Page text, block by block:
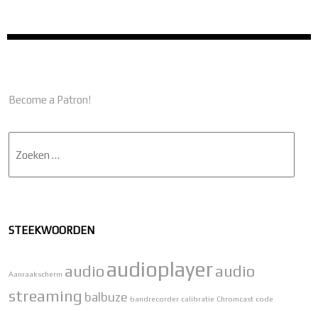
Become a Patron!
STEEKWOORDEN
Aanraakscherm audioaudioplayeraudio
streaming balbuze bandrecorder calibratie Chromcast code